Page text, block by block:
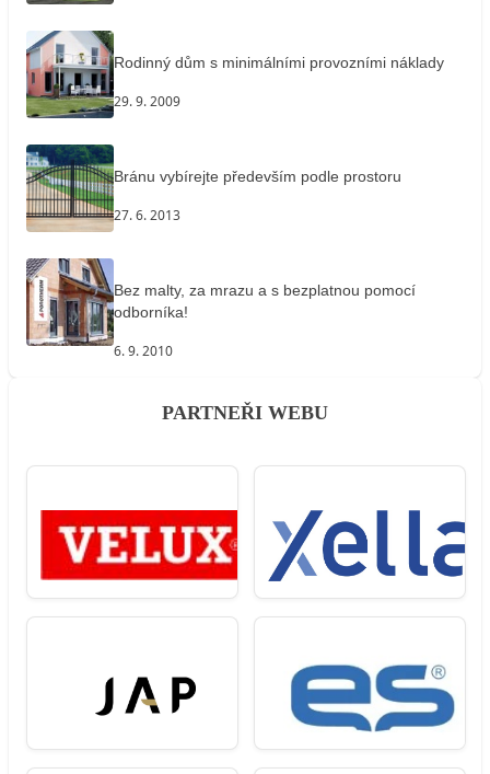
Rodinný dům s minimálními provozními náklady
29. 9. 2009
Bránu vybírejte především podle prostoru
27. 6. 2013
Bez malty, za mrazu a s bezplatnou pomocí
odborníka!
6. 9. 2010
PARTNEŘI WEBU